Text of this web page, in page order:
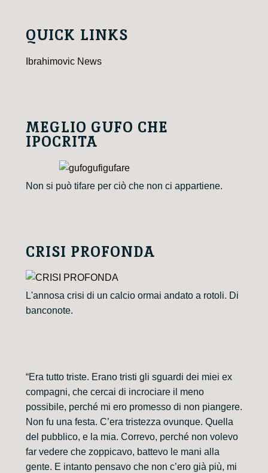
QUICK LINKS
Ibrahimovic News
MEGLIO GUFO CHE
IPOCRITA
Non si può tifare per ciò che non ci appartiene.
CRISI PROFONDA
L'annosa crisi di un calcio ormai andato a rotoli. Di
banconote.
“Era tutto triste. Erano tristi gli sguardi dei miei ex
compagni, che cercai di incrociare il meno
possibile, perché mi ero promesso di non piangere.
Non fu una festa. C’era tristezza ovunque. Quella
del pubblico, e la mia. Correvo, perché non volevo
far vedere che zoppicavo, battevo le mani alla
gente. E intanto pensavo che non c’ero già più, mi